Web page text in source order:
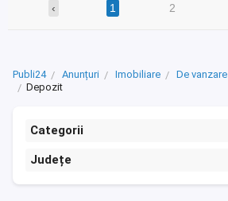
‹ 1 2
Publi24 Anunțuri Imobiliare De vanzare
Depozit
Categorii
Județe